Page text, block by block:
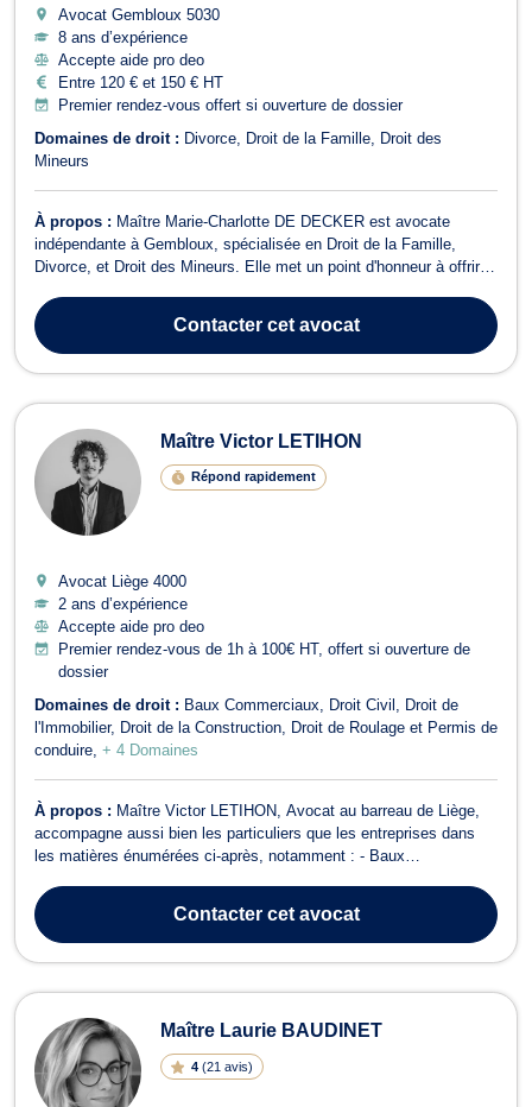
Avocat Gembloux 5030
8 ans d’expérience
Accepte aide pro deo
Entre 120 € et 150 € HT
Premier rendez-vous offert si ouverture de dossier
Domaines de droit : Divorce Droit de la Famille
Droit des
Mineurs
À propos : Maître Marie-Charlotte DE DECKER est avocate
indépendante à Gembloux, spécialisée en Droit de la Famille,
Divorce, et Droit des Mineurs. Elle met un point d'honneur à offrir
de leurs besoins et en les guidant à chaque étape de leur
démarche juridique. En Droi...
Contactercet avocat
Maître Victor LETIHON
Répond rapidement
Avocat Liège 4000
2 ans d’expérience
Accepte aide pro deo
Premier rendez-vous de 1h à 100€ HT, offert si ouverture de
dossier
Domaines de droit : Baux Commerciaux Droit Civil
Droit de
l'Immobilier
Droit de la Construction
Droit de Roulage et Permis de
conduire + 4 Domaines
À propos : Maître Victor LETIHON, Avocat au barreau de Liège,
accompagne aussi bien les particuliers que les entreprises dans
les matières énumérées ci-après, notamment : - Baux
des bailleurs et des locataires dans le cadre de litiges locatifs,
notamment en matière d’expul...
Contactercet avocat
Maître Laurie BAUDINET
4 (21 avis)